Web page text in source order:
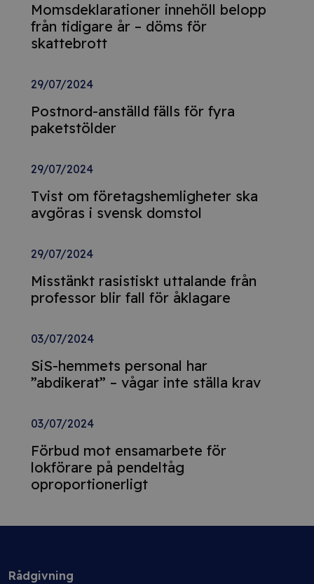
Momsdeklarationer innehöll belopp
från tidigare år – döms för
skattebrott
29/07/2024
Postnord-anställd fälls för fyra
paketstölder
29/07/2024
Tvist om företagshemligheter ska
avgöras i svensk domstol
29/07/2024
Misstänkt rasistiskt uttalande från
professor blir fall för åklagare
03/07/2024
SiS-hemmets personal har
”abdikerat” – vågar inte ställa krav
03/07/2024
Förbud mot ensamarbete för
lokförare på pendeltåg
oproportionerligt
Rådgivning